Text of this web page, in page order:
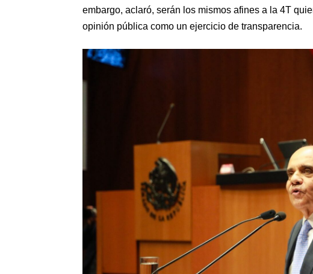
embargo, aclaró, serán los mismos afines a la 4T
opinión pública como un ejercicio de transparencia.